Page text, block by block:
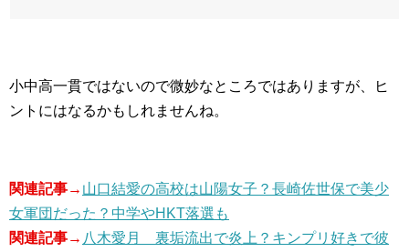
小中高一貫ではないので微妙なところではありますが、ヒ
ントにはなるかもしれませんね。
関連記事→ 山口結愛の高校は山陽女子？長崎佐世保で美少
女軍団だった？中学やHKT落選も
関連記事→ 八木愛月 裏垢流出で炎上？キンプリ好きで彼